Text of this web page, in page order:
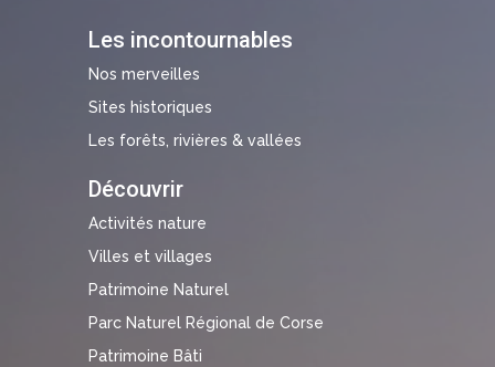
Les incontournables
Nos merveilles
Sites historiques
Les forêts, rivières & vallées
Découvrir
Activités nature
Villes et villages
Patrimoine Naturel
Parc Naturel Régional de Corse
Patrimoine Bâti